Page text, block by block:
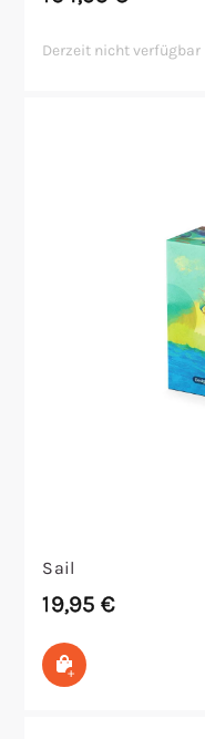
Derzeit nicht verfügbar
Sail
19,95€
In den Warenkorb